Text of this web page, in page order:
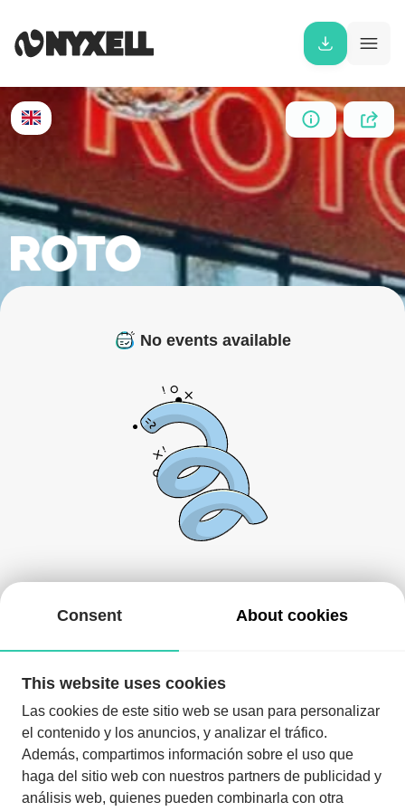
No events available
There's nothing here at the moment!
Consent About cookies
This website uses cookies
Las cookies de este sitio web se usan para personalizar
el contenido y los anuncios, y analizar el tráfico.
Además, compartimos información sobre el uso que
haga del sitio web con nuestros partners de publicidad y
análisis web, quienes pueden combinarla con otra